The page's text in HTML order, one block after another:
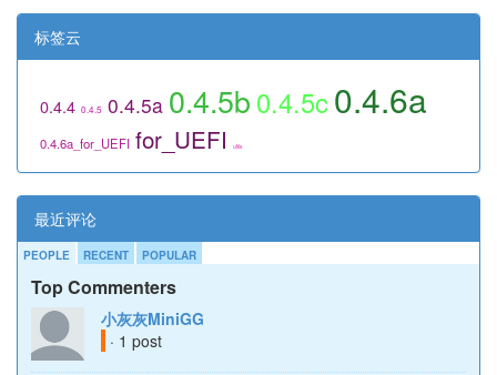
标签云
0.4.4 0.4.5 0.4.5a 0.4.5b 0.4.5c0.4.6a
0.4.6a_for_UEFI for_UEFI utils
最近评论
PEOPLE RECENT POPULAR
Top Commenters
小灰灰MiniGG
· 1 post